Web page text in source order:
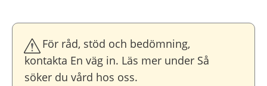
För råd, stöd och bedömning,
kontakta En väg in. Läs mer under Så
söker du vård hos oss.